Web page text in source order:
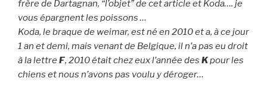
frère de Dartagnan, “l’objet” de cet article et Koda…. je
vous épargnent les poissons …
Koda, le braque de weimar, est né en 2010 et a, à ce jour
1 an et demi, mais venant de Belgique, il n’a pas eu droit
à la lettre F, 2010 était chez eux l’année des Kpour les
chiens et nous n’avons pas voulu y déroger…